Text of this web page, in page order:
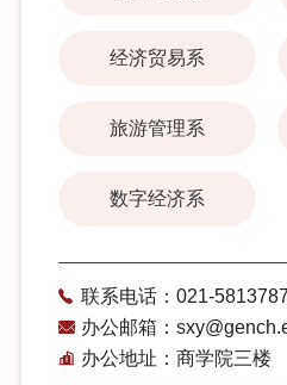
经济贸易系
旅游管理系
数字经济系
联系电话：021-
办公邮箱：
办公地址：商学院三楼